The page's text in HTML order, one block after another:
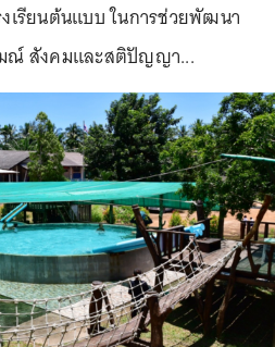
เรียนต้นแบบ ในการช่วยพัฒนา
มณ์ สังคมและสติปัญญา...